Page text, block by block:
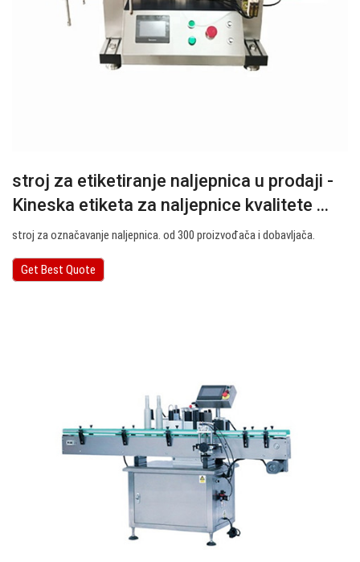
stroj za etiketiranje naljepnica u prodaji -
Kineska etiketa za naljepnice kvalitete ...
stroj za označavanje naljepnica. od 300 proizvođača i dobavljača.
Get Best Quote